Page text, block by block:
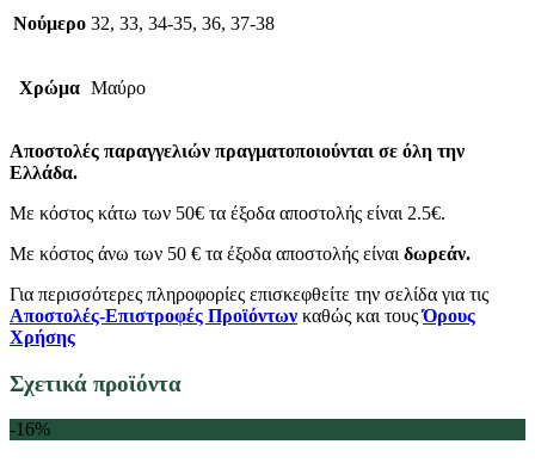
Νούμερο 32, 33, 34-35, 36, 37-38
Χρώμα Μαύρο
Αποστολές παραγγελιών πραγματοποιούνται σε όλη την
Ελλάδα.
Με κόστος κάτω των 50€ τα έξοδα αποστολής είναι 2.5€.
Με κόστος άνω των 50 € τα έξοδα αποστολής είναι δωρεάν.
Για περισσότερες πληροφορίες επισκεφθείτε την σελίδα για τις
Αποστολές-Επιστροφές Προϊόντων καθώς και τουςΌρους
Χρήσης
Σχετικά προϊόντα
-16%